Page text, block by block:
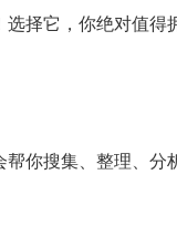
择它，你绝对值得
帮你搜集、整理、分